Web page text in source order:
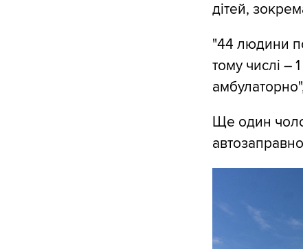
дітей,
"44 людини
тому числі –
Ще один